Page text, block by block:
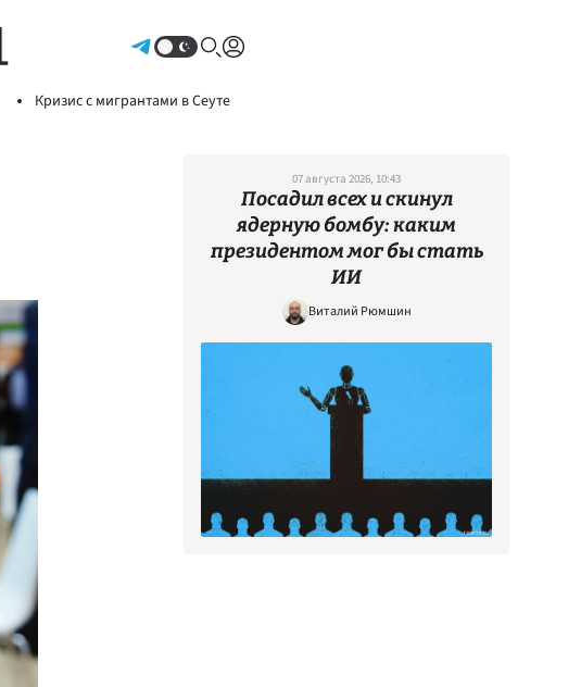
Кризис с мигрантами в Сеуте
07 августа 2026, 10:43
Посадил всех и скинул
ядерную бомбу: каким
президентом мог бы стать
ИИ
Виталий Рюмшин